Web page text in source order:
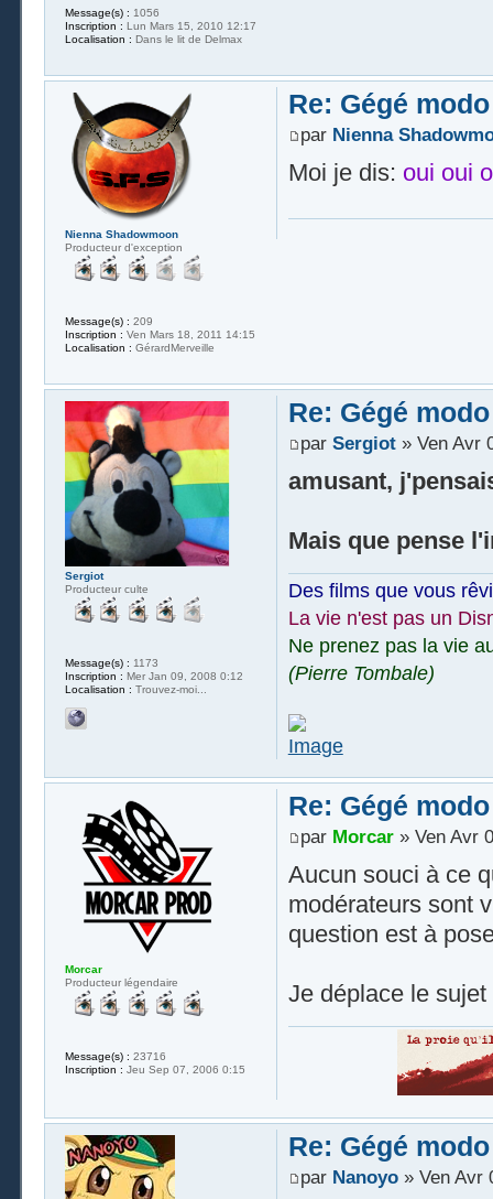
Message(s) : 1056
Inscription : Lun Mars 15, 2010 12:17
Localisation : Dans le lit de Delmax
Re: Gégé
par Nienna
Moi je dis: oui oui
Nienna Shadowmoon
Producteur d'exception
Message(s) : 209
Inscription : Ven Mars 18, 2011 14:15
Localisation : GérardMerveille
Re: Gégé
par Sergiot» Ven Avr
amusant,
Mais que pense
Des films que vous
La vie n'est pas un
Ne prenez pas la vie
(Pierre Tombale)
Sergiot
Producteur culte
Message(s) : 1173
Inscription : Mer Jan 09, 2008 0:12
Localisation : Trouvez-moi...
Re: Gégé
par Morcar» Ven Avr
Aucun souci à ce
modérateurs sont
question est à
Je déplace le sujet
Morcar
Producteur légendaire
Message(s) : 23716
Inscription : Jeu Sep 07, 2006 0:15
Re: Gégé
par Nanoyo» Ven Avr